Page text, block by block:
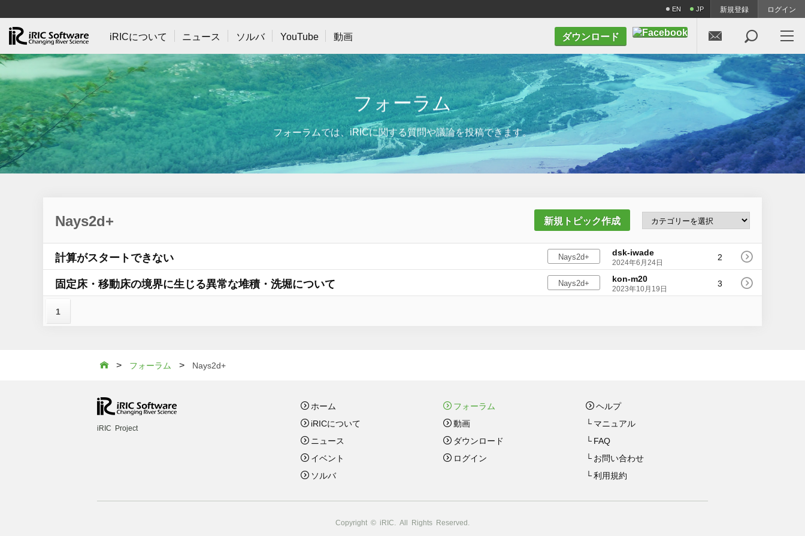
EN JP 新規登録 ログイン
iRICについて ニュース ソルバ YouTube 動画 ダウンロード  
フ ォ ーラム
フォーラムでは、iRICに関する質問や議論を投稿できます。
Nays2d+ 新規トピック作成
計算がスタートできない Nays2d+
dsk-iwade
2024年6月24日
2
固定床・移動床の境界に生じる異常な堆積・洗堀について Nays2d+
kon-m20
2023年10月19日
3
1
 > フォーラム > Nays2d+
iRIC Project
ホーム
iRICについて
ニュース
イベント
ソルバ
フォーラム
動画
ダウンロード
ログイン
ヘルプ
マニュアル
FAQ
お問い合わせ
利用規約
Copyright © iRIC. All Rights Reserved.